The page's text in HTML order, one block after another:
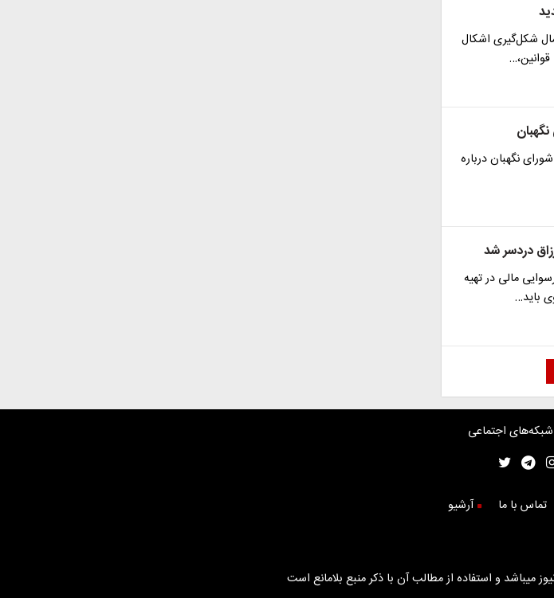
شکل‌گیری اشکال
نگهبان درباره
دردسر شد
مالی در تهیه
باید…
شبکه‌های اجتماعی
تماس با ما آرشیو
میباشد و استفاده از مطالب آن با ذکر منبع بلامانع است